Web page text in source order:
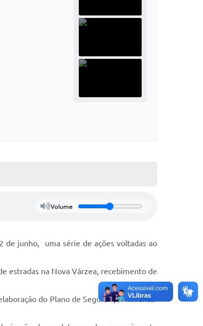
Volume
de junho, uma série de ações voltadas ao
estradas na Nova Várzea, recebimento de
do Plano de Segurança Alimentar